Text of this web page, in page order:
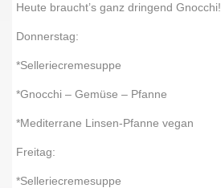
Heute braucht’s ganz dringend Gnocchi!
Donnerstag:
*Selleriecremesuppe
*Gnocchi – Gemüse – Pfanne
*Mediterrane Linsen-Pfanne vegan
Freitag:
*Selleriecremesuppe